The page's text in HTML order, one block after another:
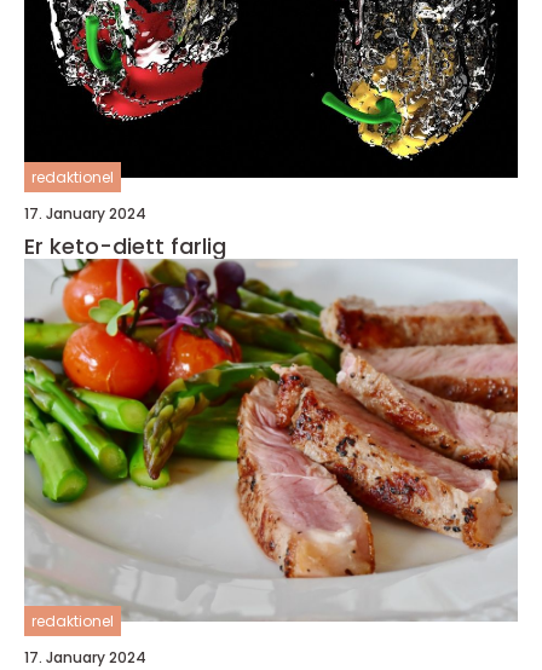
redaktionel
17. January 2024
Er keto-diett farlig
redaktionel
17. January 2024